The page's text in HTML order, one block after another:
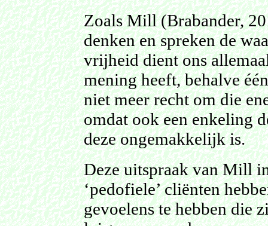
Zoals Mill (Brabander,
denken en spreken de
vrijheid dient ons
mening heeft, behalve
niet meer recht om die
omdat ook een enkeling
deze ongemakkelijk is.
Deze uitspraak van Mill
‘pedofiele’ cliënten
gevoelens te hebben die